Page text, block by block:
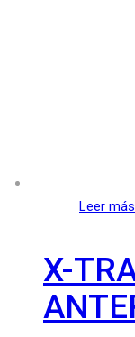
Leer más
X-